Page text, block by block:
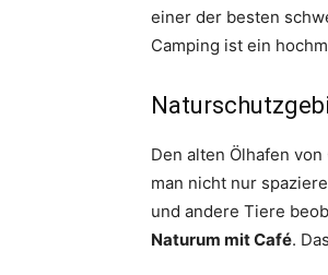
einer der besten
Camping ist ein
Den alten Ölhafen
man nicht nur
und andere Tiere
Naturum mit Café.